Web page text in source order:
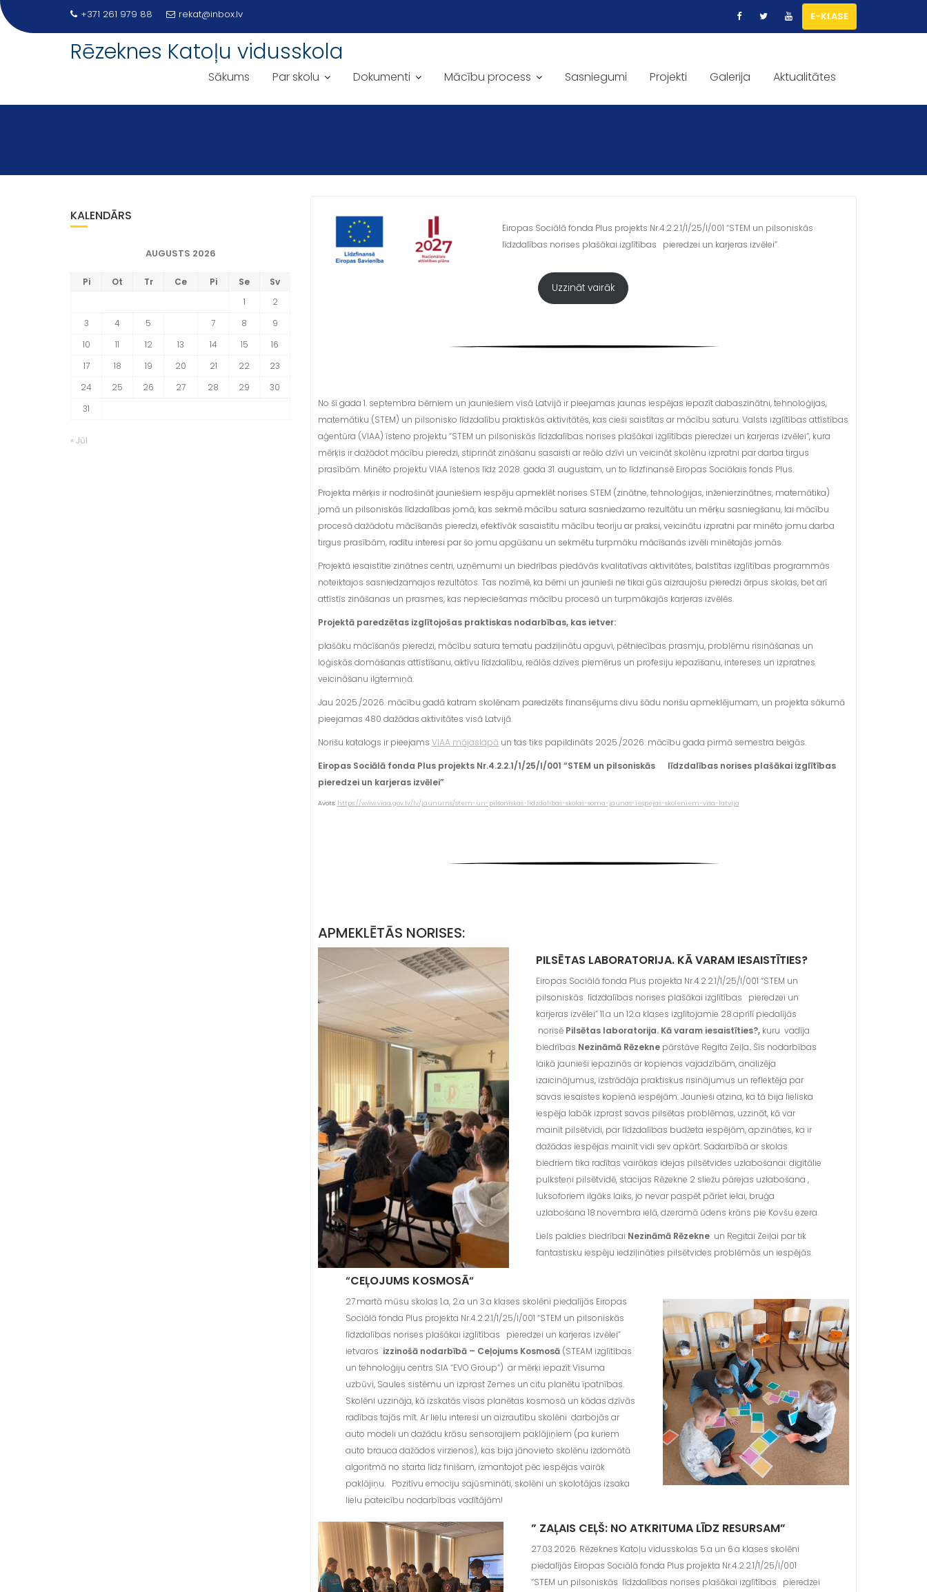
Skip
to
+371 261 979 88 rekat@inbox.lv E-KLASE
Rēzeknes Katoļu vidusskola
Sākums Par skolu Dokumenti Mācību process Sasniegumi Projekti Galerija Aktualitātes
Eiropas Sociālā fonda Plus projekts Nr.4.2.2.1/1/25/I/001 “STEM un pilsoniskās
līdzdalības norises plašākai izglītības pieredzei un karjeras izvēlei”.
Uzzināt vairāk
No šī gada 1. septembra bērniem un jauniešiem visā Latvijā ir pieejamas jaunas iespējas iepazīt dabaszinātni, tehnoloģijas,
matemātiku (STEM) un pilsonisko līdzdalību praktiskās aktivitātēs, kas cieši saistītas ar mācību saturu. Valsts izglītības attīstības
aģentūra (VIAA) īsteno projektu “STEM un pilsoniskās līdzdalības norises plašākai izglītības pieredzei un karjeras izvēlei”, kura
mērķis ir dažādot mācību pieredzi, stiprināt zināšanu sasaisti ar reālo dzīvi un veicināt skolēnu izpratni par darba tirgus
prasībām. Minēto projektu VIAA īstenos līdz 2028. gada 31. augustam, un to līdzfinansē Eiropas Sociālais fonds Plus.
Projekta mērķis ir nodrošināt jauniešiem iespēju apmeklēt norises STEM (zinātne, tehnoloģijas, inženierzinātnes, matemātika)
jomā un pilsoniskās līdzdalības jomā, kas sekmē mācību satura sasniedzamo rezultātu un mērķu sasniegšanu, lai mācību
procesā dažādotu mācīšanās pieredzi, efektīvāk sasaistītu mācību teoriju ar praksi, veicinātu izpratni par minēto jomu darba
tirgus prasībām, radītu interesi par šo jomu apgūšanu un sekmētu turpmāku mācīšanās izvēli minētajās jomās.
Projektā iesaistītie zinātnes centri, uzņēmumi un biedrības piedāvās kvalitatīvas aktivitātes, balstītas izglītības programmās
noteiktajos sasniedzamajos rezultātos. Tas nozīmē, ka bērni un jaunieši ne tikai gūs aizraujošu pieredzi ārpus skolas, bet arī
attīstīs zināšanas un prasmes, kas nepieciešamas mācību procesā un turpmākajās karjeras izvēlēs.
Projektā paredzētas izglītojošas praktiskas nodarbības, kas ietver:
plašāku mācīšanās pieredzi, mācību satura tematu padziļinātu apguvi, pētniecības prasmju, problēmu risināšanas un
loģiskās domāšanas attīstīšanu, aktīvu līdzdalību, reālās dzīves piemērus un profesiju iepazīšanu, intereses un izpratnes
veicināšanu ilgtermiņā.
Jau 2025./2026. mācību gadā katram skolēnam paredzēts finansējums divu šādu norišu apmeklējumam, un projekta sākumā
pieejamas 480 dažādas aktivitātes visā Latvijā.
Norišu katalogs ir pieejams VIAA mājaslapā un tas tiks papildināts 2025./2026. mācību gada pirmā semestra beigās.
Eiropas Sociālā fonda Plus projekts Nr.4.2.2.1/1/25/I/001 “STEM un pilsoniskās līdzdalības norises plašākai izglītības
pieredzei un karjeras izvēlei”
Avots: https://www.viaa.gov.lv/lv/jaunums/stem-un-pilsoniskas-lidzdalibas-skolas-soma-jaunas-iespejas-skoleniem-visa-latvija
APMEKLĒTĀS NORISES:
PILSĒTAS LABORATORIJA. KĀ VARAM IESAISTĪTIES?
Eiropas Sociālā fonda Plus projekta Nr.4.2.2.1/1/25/I/001 “STEM un
pilsoniskās līdzdalības norises plašākai izglītības pieredzei un
karjeras izvēlei” 11.a un 12.a klases izglītojamie 28.aprīlī piedalījās
norisē Pilsētas laboratorija. Kā varam iesaistīties?, kuru vadīja
biedrības Nezināmā Rēzekne pārstāve Regita Zeiļa.Šīs nodarbības
laikā jaunieši iepazinās ar kopienas vajadzībām, analizēja
izaicinājumus, izstrādāja praktiskus risinājumus un reflektēja par
savas iesaistes kopienā iespējām. Jaunieši atzina, ka tā bija lieliska
iespēja labāk izprast savas pilsētas problēmas, uzzināt, kā var
mainīt pilsētvidi, par līdzdalības budžeta iespējām, apzināties, ka ir
dažādas iespējas mainīt vidi sev apkārt. Sadarbībā ar skolas
biedriem tika radītas vairākas idejas pilsētvides uzlabošanai: digitālie
pulksteņi pilsētvidē, stacijas Rēzekne 2 sliežu pārejas uzlabošana ,
luksoforiem ilgāks laiks, jo nevar paspēt pāriet ielai, bruģa
uzlabošana 18.novembra ielā, dzeramā ūdens krāns pie Kovšu ezera.
Liels paldies biedrībai Nezināmā Rēzekne un Regitai Zeiļai par tik
fantastisku iespēju iedziļināties pilsētvides problēmās un iespējās.
“CEĻOJUMS KOSMOSĀ“
27.martā mūsu skolas 1.a, 2.a un 3.a klases skolēni piedalījās Eiropas
Sociālā fonda Plus projekta Nr.4.2.2.1/1/25/I/001 “STEM un pilsoniskās
līdzdalības norises plašākai izglītības pieredzei un karjeras izvēlei”
ietvaros izzinošā nodarbībā – Ceļojums Kosmosā (STEAM izglītības
un tehnoloģiju centrs SIA “EVO Group”) ar mērķi iepazīt Visuma
uzbūvi, Saules sistēmu un izprast Zemes un citu planētu īpatnības.
Skolēni uzzināja, kā izskatās visas planētas kosmosā un kādas dzīvās
radības tajās mīt. Ar lielu interesi un aizrautību skolēni darbojās ar
auto modeli un dažādu krāsu sensorajiem paklājiņiem (pa kuriem
auto brauca dažādos virzienos), kas bija jānovieto skolēnu izdomātā
algoritmā no starta līdz finišam, izmantojot pēc iespējas vairāk
paklājiņu. Pozitīvu emociju sajūsmināti, skolēni un skolotājas izsaka
lielu pateicību nodarbības vadītājām!
” ZAĻAIS CEĻŠ: NO ATKRITUMA LĪDZ RESURSAM”
27.03.2026. Rēzeknes Katoļu vidusskolas 5.a un 6.a klases skolēni
piedalījās Eiropas Sociālā fonda Plus projekta Nr.4.2.2.1/1/25/I/001
“STEM un pilsoniskās līdzdalības norises plašākai izglītības pieredzei
KALENDĀRS
AUGUSTS 2026
Pi Ot Tr Ce Pi Se
Sv
1
2
3
4 5 7 8
9
10
11 12 13 14 15
16
17
18 19 20 21 22
23
24
25 26 27 28 29
30
31
« Jūl